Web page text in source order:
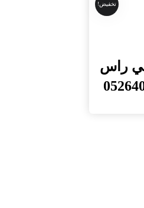
تخفيض!
راس